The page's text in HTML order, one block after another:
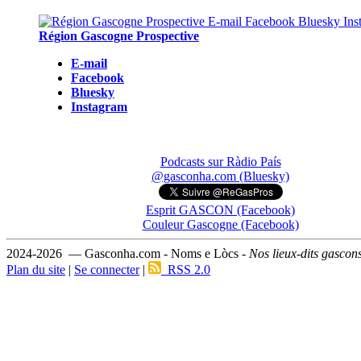
Région Gascogne Prospective
E-mail
Facebook
Bluesky
Instagram
Podcasts sur Ràdio País
@gasconha.com (Bluesky)
Esprit GASCON (Facebook)
Couleur Gascogne (Facebook)
2024-2026 — Gasconha.com - Noms e Lòcs - Nos lieux-dits
Plan du site | Se connecter| RSS 2.0